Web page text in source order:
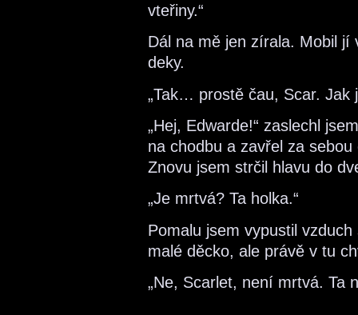
vteřiny.“
Dál na mě jen zírala. Mobil jí
deky.
„Tak… prostě čau, Scar. Jak
„Hej, Edwarde!“ zaslechl
na chodbu a zavřel za
Znovu jsem strčil hlavu do
„Je mrtvá? Ta holka.“
Pomalu jsem vypustil
malé děcko, ale právě v tu
„Ne, Scarlet, není mrtvá. Ta